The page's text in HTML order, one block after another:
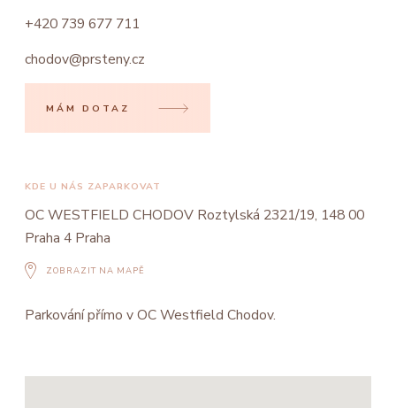
+420 739 677 711
chodov@prsteny.cz
MÁM DOTAZ
KDE U NÁS ZAPARKOVAT
OC WESTFIELD CHODOV Roztylská 2321/19, 148 00
Praha 4 Praha
ZOBRAZIT NA MAPĚ
Parkování přímo v OC Westfield Chodov.